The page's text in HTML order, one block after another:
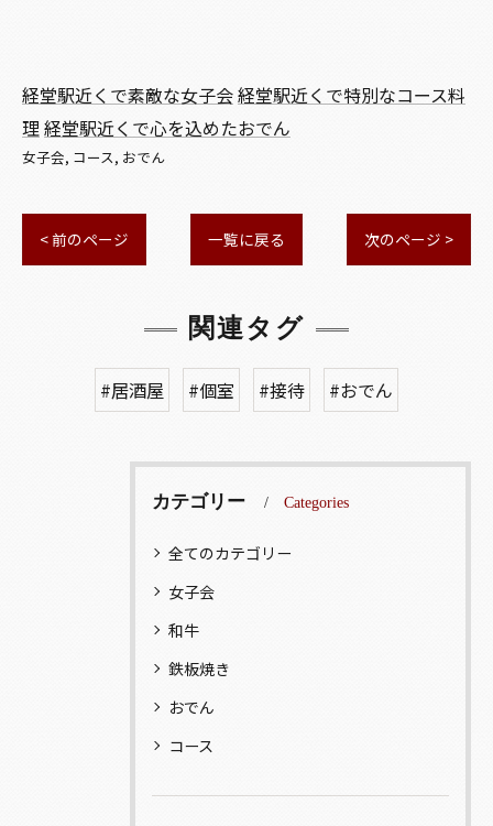
経堂駅近くで素敵な女子会経堂駅近くで特別なコース料
理経堂駅近くで心を込めたおでん
女子会 コース おでん
< 前のページ 一覧に戻る 次のページ >
関連タグ
#居酒屋 #個室 #接待 #おでん
カテゴリー Categories
全てのカテゴリー
女子会
和牛
鉄板焼き
おでん
コース